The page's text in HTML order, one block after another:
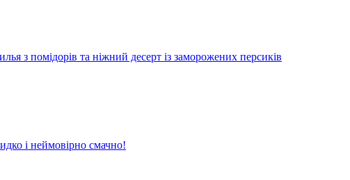
з помідорів та ніжний десерт із заморожених персиків
і неймовірно смачно!